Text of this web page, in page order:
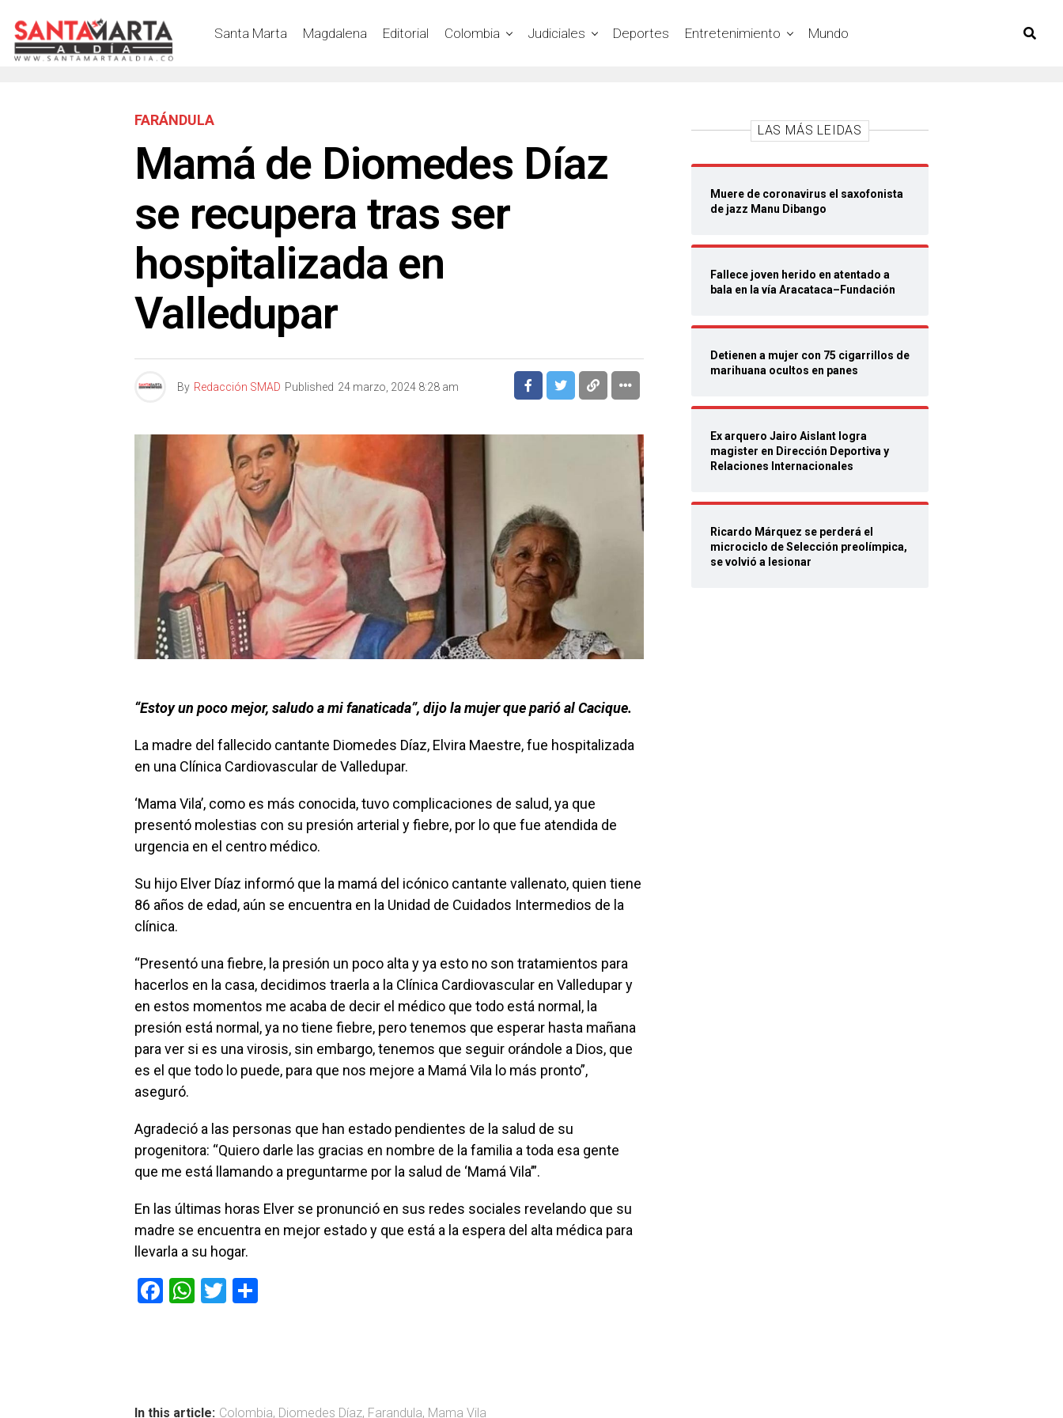
Santa Marta Magdalena Editorial Colombia Judiciales Deportes Entretenimiento Mundo
FARÁNDULA
Mamá de Diomedes Díaz
se recupera tras ser
hospitalizada en
Valledupar
By Redacción SMAD Published 24 marzo, 2024 8:28 am
“Estoy un poco mejor, saludo a mi fanaticada”, dijo la mujer que parió al Cacique.
La madre del fallecido cantante Diomedes Díaz, Elvira Maestre, fue hospitalizada
en una Clínica Cardiovascular de Valledupar.
‘Mama Vila’, como es más conocida, tuvo complicaciones de salud, ya que
presentó molestias con su presión arterial y fiebre, por lo que fue atendida de
urgencia en el centro médico.
Su hijo Elver Díaz informó que la mamá del icónico cantante vallenato, quien tiene
86 años de edad, aún se encuentra en la Unidad de Cuidados Intermedios de la
clínica.
“Presentó una fiebre, la presión un poco alta y ya esto no son tratamientos para
hacerlos en la casa, decidimos traerla a la Clínica Cardiovascular en Valledupar y
en estos momentos me acaba de decir el médico que todo está normal, la
presión está normal, ya no tiene fiebre, pero tenemos que esperar hasta mañana
para ver si es una virosis, sin embargo, tenemos que seguir orándole a Dios, que
es el que todo lo puede, para que nos mejore a Mamá Vila lo más pronto”,
aseguró.
Agradeció a las personas que han estado pendientes de la salud de su
progenitora: “Quiero darle las gracias en nombre de la familia a toda esa gente
que me está llamando a preguntarme por la salud de ‘Mamá Vila’”.
En las últimas horas Elver se pronunció en sus redes sociales revelando que su
madre se encuentra en mejor estado y que está a la espera del alta médica para
llevarla a su hogar.
F
W
T
In this article: Colombia, Diomedes Díaz, Farandula, Mama Vila
LAS MÁS LEIDAS
Muere de coronavirus el saxofonista
de jazz Manu Dibango
Fallece joven herido en atentado a
bala en la vía Aracataca–Fundación
Detienen a mujer con 75 cigarrillos de
marihuana ocultos en panes
Ex arquero Jairo Aislant logra
magister en Dirección Deportiva y
Relaciones Internacionales
Ricardo Márquez se perderá el
microciclo de Selección preolímpica,
se volvió a lesionar